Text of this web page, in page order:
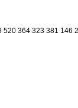
364 323 381 146